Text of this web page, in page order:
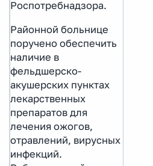
Роспотребнадзора.
Районной больнице
поручено обеспечить
наличие в
фельдшерско-
акушерских пунктах
лекарственных
препаратов для
лечения ожогов,
отравлений, вирусных
инфекций.